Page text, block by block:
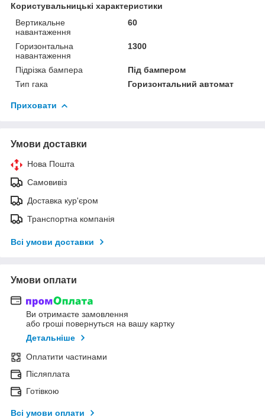
Користувальницькі характеристики
Вертикальне
навантаження
60
Горизонтальна
навантаження
1300
Підрізка бампера
Під бампером
Тип гака
Горизонтальний автомат
Приховати
Умови доставки
Нова Пошта
Самовивіз
Доставка кур'єром
Транспортна компанія
Всі умови доставки
Умови оплати
Ви отримаєте замовлення
або гроші повернуться на вашу картку
Детальніше
Оплатити частинами
Післяплата
Готівкою
Всі умови оплати